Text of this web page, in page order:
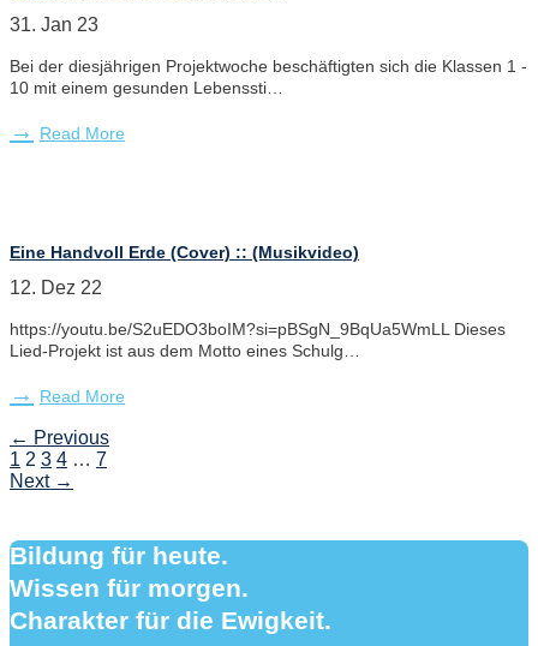
31. Jan 23
Bei der diesjährigen Projektwoche beschäftigten sich die Klassen 1 -
10 mit einem gesunden Lebenssti…
Read More
Eine Handvoll Erde (Cover) :: (Musikvideo)
12. Dez 22
https://youtu.be/S2uEDO3boIM?si=pBSgN_9BqUa5WmLL Dieses
Lied-Projekt ist aus dem Motto eines Schulg…
Read More
← Previous
1 2 3 4 … 7
Next →
Bildung für heute.
Wissen für morgen.
Charakter für die Ewigkeit.